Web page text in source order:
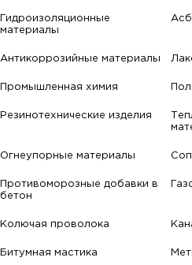
Гидроизоляционные
материалы
Антикоррозийные материалы
Промышленная химия
Резинотехнические изделия
Огнеупорные материалы
Противоморозные добавки в
бетон
Колючая проволока
Битумная мастика